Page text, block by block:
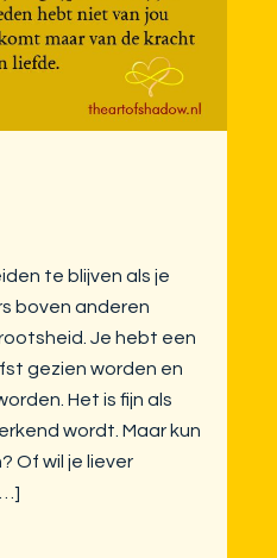
te blijven als je
boven anderen
Je hebt een
gezien worden en
Het is fijn als
wordt. Maar kun
Of wil je liever